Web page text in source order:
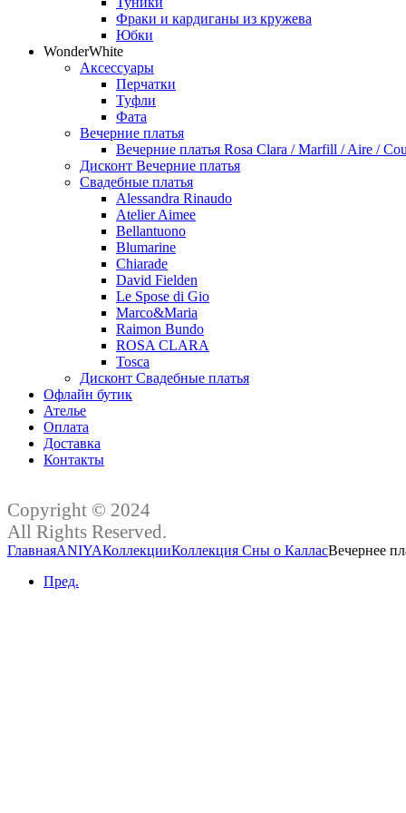
Фраки и кардиганы из кружева
Юбки
WonderWhite
Аксессуары
Перчатки
Туфли
Фата
Вечерние платья
Вечерние платья Rosa Clara / Marfill / Aire /
Дисконт Вечерние платья
Свадебные платья
Alessandra Rinaudo
Atelier Aimee
Bellantuono
Blumarine
Chiarade
David Fielden
Le Spose di Gio
Marco&Maria
Raimon Bundo
ROSA CLARA
Tosca
Дисконт Свадебные платья
Офлайн бутик
Ателье
Оплата
Доставка
Контакты
Copyright © 2024
All Rights Reserved.
ГлавнаяANIYAКоллекцииКоллекция Сны о КалласВечернее
Пред.